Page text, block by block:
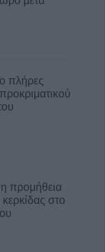
του
του
της
πλήρες
προμήθεια
στο